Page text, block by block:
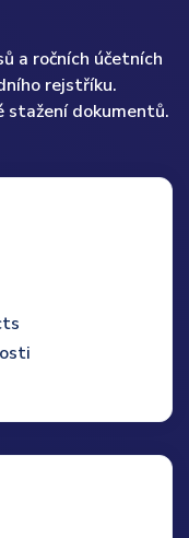
a ročních účetních
rejstříku.
stažení dokumentů.